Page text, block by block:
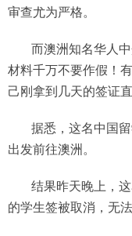
审查尤为严格。
而澳洲知名华人
材料千万不要作假！
己刚拿到几天的签证
据悉，这名中国
出发前往澳洲。
结果昨天晚上，
的学生签被取消，无